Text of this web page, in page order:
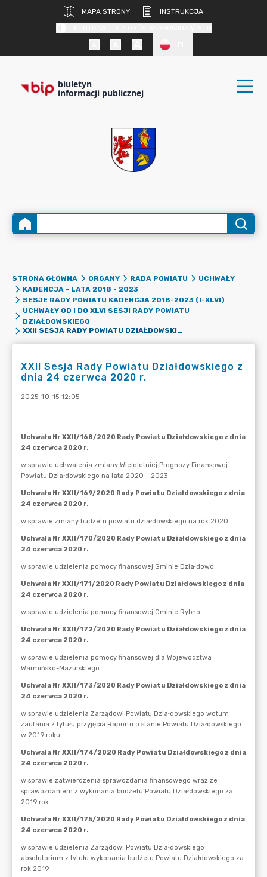
MAPA STRONY
INSTRUKCJA
biuletyn
informacji publicznej
STRONA GŁÓWNA ORGANY RADA POWIATU
UCHWAŁY
KADENCJA - LATA 2018 - 2023
SESJE RADY POWIATU KADENCJA 2018-2023 (I-XLVI)
UCHWAŁY OD I DO XLVI SESJI RADY POWIATU
DZIAŁDOWSKIEGO
XXII SESJA RADY POWIATU DZIAŁDOWSKIEGO Z DNIA 24 CZERWCA 2020 R.
XXII Sesja Rady Powiatu Działdowskiego z
dnia 24 czerwca 2020 r.
2025-10-15 12:05